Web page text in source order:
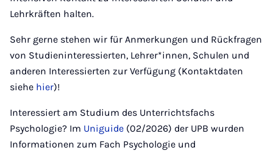
Lehrkräften halten.
Sehr gerne stehen wir für Anmerkungen und Rückfragen
von Studieninteressierten, Lehrer*innen, Schulen und
anderen Interessierten zur Verfügung (Kontaktdaten
siehe hier)!
Interessiert am Studium des Unterrichtsfachs
Psychologie? Im Uniguide (02/2026) der UPB wurden
Informationen zum Fach Psychologie und